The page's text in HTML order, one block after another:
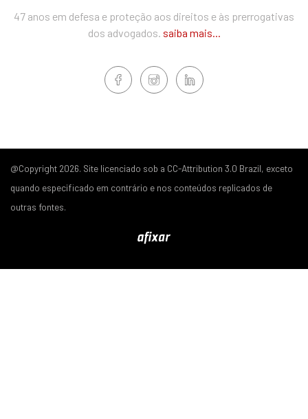
47 anos em defesa e proteção aos direitos e às prerrogativas
dos advogados. saiba mais...
@Copyright 2026. Site licenciado sob a CC-Attribution 3.0 Brazil, exceto
quando especificado em contrário e nos conteúdos replicados de
outras fontes.